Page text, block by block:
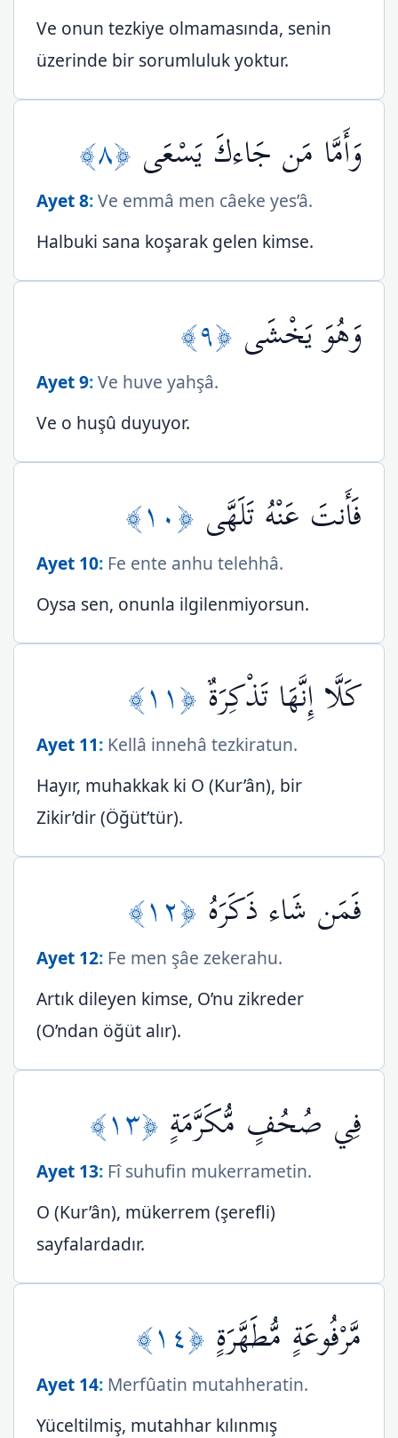
Ve onun tezkiye olmamasında, senin
üzerinde bir sorumluluk yoktur.
وَأَمَّا مَن جَاءكَ يَسْعَى ﴿٨﴾
Ayet 8:Ve emmâ men câeke yes’â.
Halbuki sana koşarak gelen kimse.
وَهُوَ يَخْشَى ﴿٩﴾
Ayet 9:Ve huve yahşâ.
Ve o huşû duyuyor.
فَأَنتَ عَنْهُ تَلَهَّى ﴿١٠﴾
Ayet 10: Fe ente anhu telehhâ.
Oysa sen, onunla ilgilenmiyorsun.
كَلَّا إِنَّهَا تَذْكِرَةٌ﴿١١﴾
Ayet 11: Kellâ innehâ tezkiratun.
Hayır, muhakkak ki O (Kur’ân), bir
Zikir’dir (Öğüt’tür).
فَمَن شَاء ذَكَرَهُ ﴿١٢﴾
Ayet 12: Fe men şâe zekerahu.
Artık dileyen kimse, O’nu zikreder
(O’ndan öğüt alır).
فِي صُحُفٍ مُّكَرَّمَةٍ ﴿١٣﴾
Ayet 13: Fî suhufin mukerrametin.
O (Kur’ân), mükerrem (şerefli)
sayfalardadır.
مَّرْفُوعَةٍ مُّطَهَّرَةٍ ﴿١٤﴾
Ayet 14: Merfûatin mutahheratin.
Yüceltilmiş, mutahhar kılınmış